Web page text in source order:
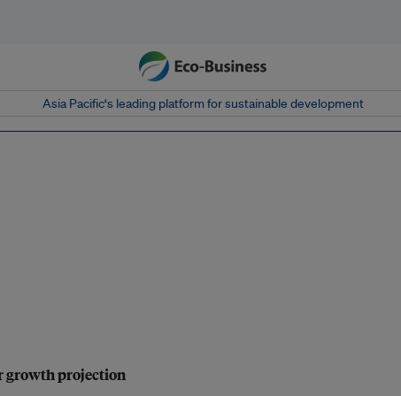
Asia Pacific‘s leading platform for sustainable development
growth projection